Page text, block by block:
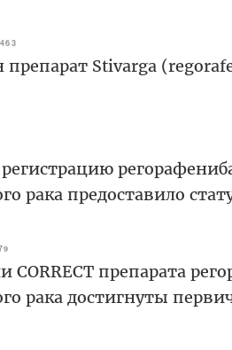
Stivarga
рака предоставило
CORRECT препарата
рака достигнуты